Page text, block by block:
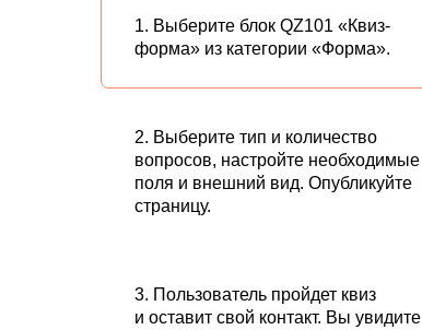
1. Выберите блок QZ101 «Квиз-
форма» из категории «Форма».
2. Выберите тип и количество
вопросов, настройте необходимые
поля и внешний вид. Опубликуйте
страницу.
3. Пользователь пройдет квиз
и оставит свой контакт. Вы увидите